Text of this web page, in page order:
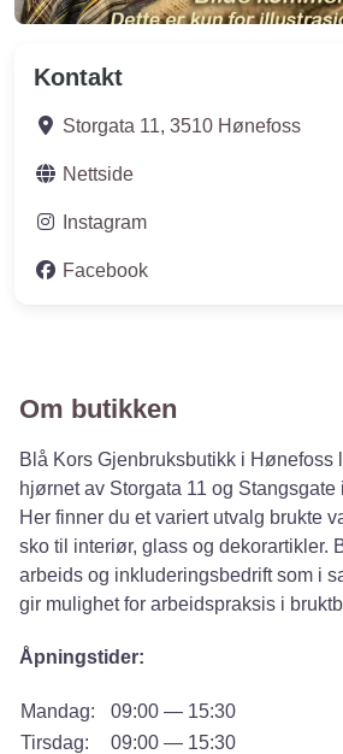
Kontakt
Storgata 11, 3510 Hønefoss
Nettside
Instagram
Facebook
Om butikken
Blå Kors Gjenbruksbutikk i Hønefoss
hjørnet av Storgata 11 og
Her finner du et variert utvalg brukte
sko til interiør, glass og dekorartikler.
arbeids og inkluderingsbedrift som i
gir mulighet for arbeidspraksis i
Åpningstider:
Mandag:
09:00 — 15:30
Tirsdag:
09:00 — 15:30